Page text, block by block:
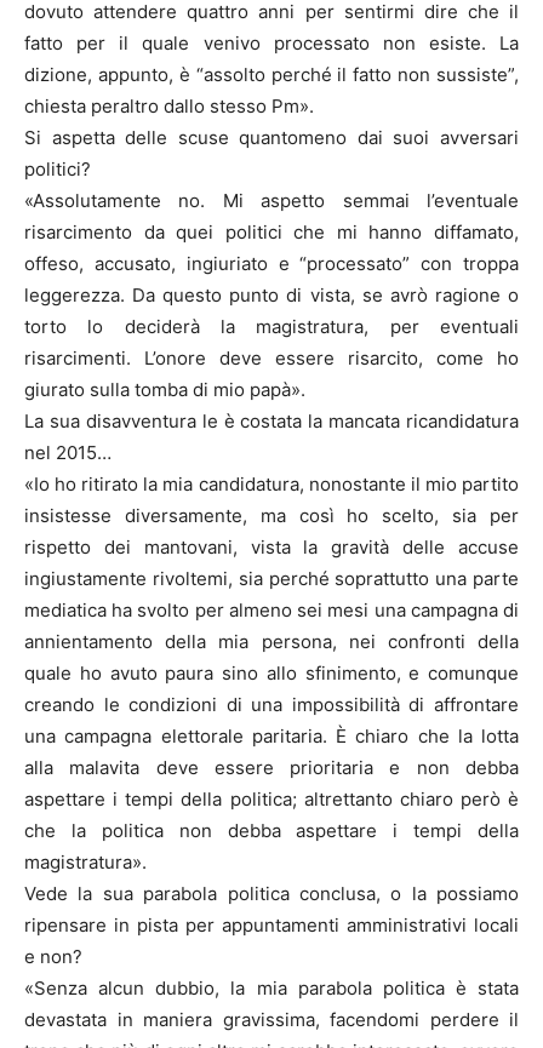
dovuto attendere quattro anni per sentirmi dire che il
fatto per il quale venivo processato non esiste. La
dizione, appunto, è “assolto perché il fatto non sussiste”,
chiesta peraltro dallo stesso Pm».
Si aspetta delle scuse quantomeno dai suoi avversari
politici?
«Assolutamente no. Mi aspetto semmai l’eventuale
risarcimento da quei politici che mi hanno diffamato,
offeso, accusato, ingiuriato e “processato” con troppa
leggerezza. Da questo punto di vista, se avrò ragione o
torto lo deciderà la magistratura, per eventuali
risarcimenti. L’onore deve essere risarcito, come ho
giurato sulla tomba di mio papà».
La sua disavventura le è costata la mancata ricandidatura
nel 2015…
«Io ho ritirato la mia candidatura, nonostante il mio partito
insistesse diversamente, ma così ho scelto, sia per
rispetto dei mantovani, vista la gravità delle accuse
ingiustamente rivoltemi, sia perché soprattutto una parte
mediatica ha svolto per almeno sei mesi una campagna di
annientamento della mia persona, nei confronti della
quale ho avuto paura sino allo sfinimento, e comunque
creando le condizioni di una impossibilità di affrontare
una campagna elettorale paritaria. È chiaro che la lotta
alla malavita deve essere prioritaria e non debba
aspettare i tempi della politica; altrettanto chiaro però è
che la politica non debba aspettare i tempi della
magistratura».
Vede la sua parabola politica conclusa, o la possiamo
ripensare in pista per appuntamenti amministrativi locali
e non?
«Senza alcun dubbio, la mia parabola politica è stata
devastata in maniera gravissima, facendomi perdere il